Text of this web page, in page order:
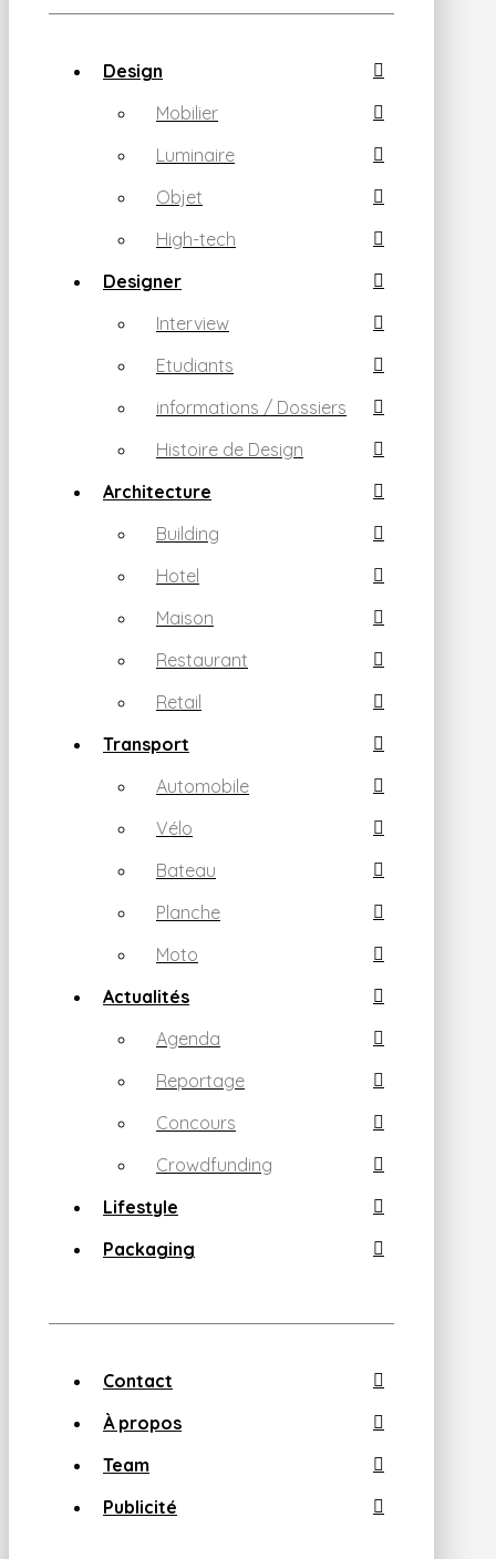
Design
Mobilier
Luminaire
Objet
High-tech
Designer
Interview
Etudiants
informations / Dossiers
Histoire de Design
Architecture
Building
Hotel
Maison
Restaurant
Retail
Transport
Automobile
Vélo
Bateau
Planche
Moto
Actualités
Agenda
Reportage
Concours
Crowdfunding
Lifestyle
Packaging
Contact
À propos
Team
Publicité